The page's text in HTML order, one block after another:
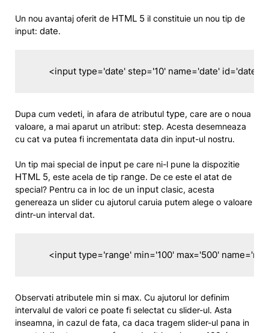
Un nou avantaj oferit de HTML 5 il constituie un nou tip de
input: date.
	<input type='date' step='10' name='date' id='date' />
Dupa cum vedeti, in afara de atributul type, care are o noua
valoare, a mai aparut un atribut: step. Acesta desemneaza
cu cat va putea fi incrementata data din input-ul nostru.
Un tip mai special de input pe care ni-l pune la dispozitie
HTML 5, este acela de tip range. De ce este el atat de
special? Pentru ca in loc de un input clasic, acesta
genereaza un slider cu ajutorul caruia putem alege o valoare
dintr-un interval dat.
<input type='range' min='100' max='500'
Observati atributele min si max. Cu ajutorul lor definim
intervalul de valori ce poate fi selectat cu slider-ul. Asta
inseamna, in cazul de fata, ca daca tragem slider-ul pana in